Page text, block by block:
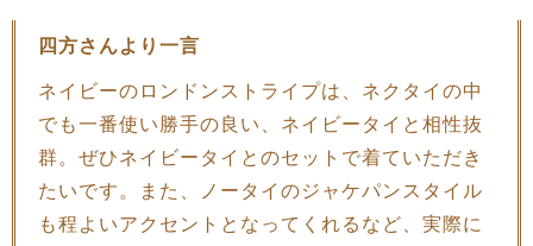
四方さんより一言
ネイビーのロンドンストライプは、ネクタイの中
でも一番使い勝手の良い、ネイビータイと相性抜
群。ぜひネイビータイとのセットで着ていただき
たいです。また、ノータイのジャケパンスタイル
も程よいアクセントとなってくれるなど、実際に